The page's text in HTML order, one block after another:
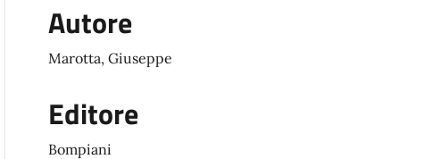
Autore
Marotta, Giuseppe
Editore
Bompiani